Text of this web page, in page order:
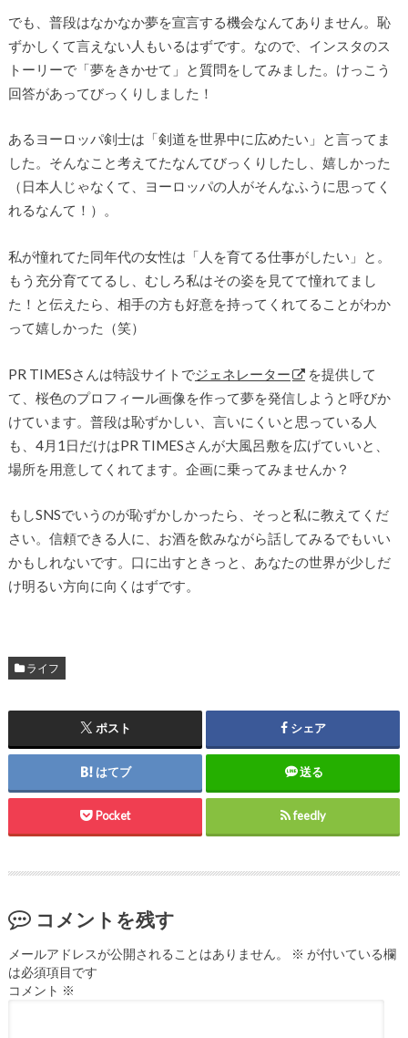
でも、普段はなかなか夢を宣言する機会なんてありません。恥
ずかしくて言えない人もいるはずです。なので、インスタのス
トーリーで「夢をきかせて」と質問をしてみました。けっこう
回答があってびっくりしました！
あるヨーロッパ剣士は「剣道を世界中に広めたい」と言ってま
した。そんなこと考えてたなんてびっくりしたし、嬉しかった
（日本人じゃなくて、ヨーロッパの人がそんなふうに思ってく
れるなんて！）。
私が憧れてた同年代の女性は「人を育てる仕事がしたい」と。
もう充分育ててるし、むしろ私はその姿を見てて憧れてまし
た！と伝えたら、相手の方も好意を持ってくれてることがわか
って嬉しかった（笑）
PR TIMESさんは特設サイトでジェネレーター
を提供して
て、桜色のプロフィール画像を作って夢を発信しようと呼びか
けています。普段は恥ずかしい、言いにくいと思っている人
も、4月1日だけはPR TIMESさんが大風呂敷を広げていいと、
場所を用意してくれてます。企画に乗ってみませんか？
もしSNSでいうのが恥ずかしかったら、そっと私に教えてくだ
さい。信頼できる人に、お酒を飲みながら話してみるでもいい
かもしれないです。口に出すときっと、あなたの世界が少しだ
け明るい方向に向くはずです。
ライフ
ポスト シェア
はてブ 送る
Pocket feedly
コメントを残す
メールアドレスが公開されることはありません。 ※ が付いている欄
は必須項目です
コメント ※